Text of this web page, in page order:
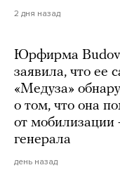
2 дня назад
Юрфирма
заявила, что ее
«Медуза»
о том, что она
от мобилизации
генерала
день назад